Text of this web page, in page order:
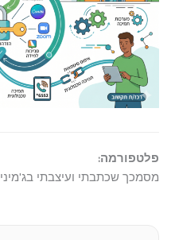
פלטפורמה:
מסמכך שכתבתי ועיצבתי בג'מיני